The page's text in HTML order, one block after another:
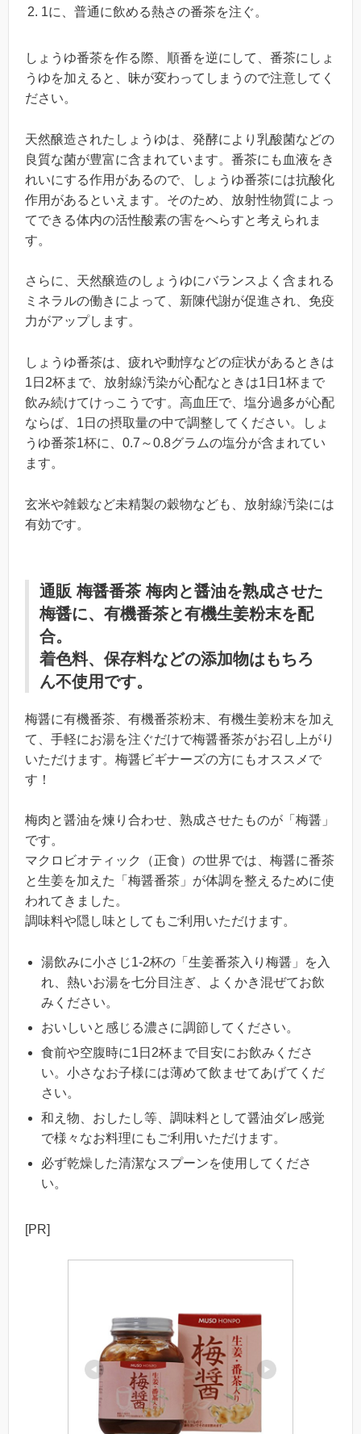
1に、普通に飲める熱さの番茶を注ぐ。
しょうゆ番茶を作る際、順番を逆にして、番茶にしょ
うゆを加えると、昧が変わってしまうので注意してく
ださい。
天然醸造されたしょうゆは、発酵により乳酸菌などの
良質な菌が豊富に含まれています。番茶にも血液をき
れいにする作用があるので、しょうゆ番茶には抗酸化
作用があるといえます。そのため、放射性物質によっ
てできる体内の活性酸素の害をへらすと考えられま
す。
さらに、天然醸造のしょうゆにバランスよく含まれる
ミネラルの働きによって、新陳代謝が促進され、免疫
力がアップします。
しょうゆ番茶は、疲れや動惇などの症状があるときは
1日2杯まで、放射線汚染が心配なときは1日1杯まで
飲み続けてけっこうです。高血圧で、塩分過多が心配
ならば、1日の摂取量の中で調整してください。しょ
うゆ番茶1杯に、0.7～0.8グラムの塩分が含まれてい
ます。
玄米や雑穀など未精製の穀物なども、放射線汚染には
有効です。
通販 梅醤番茶 梅肉と醤油を熟成させた
梅醤に、有機番茶と有機生姜粉末を配
合。
着色料、保存料などの添加物はもちろ
ん不使用です。
梅醤に有機番茶、有機番茶粉末、有機生姜粉末を加え
て、手軽にお湯を注ぐだけで梅醤番茶がお召し上がり
いただけます。梅醤ビギナーズの方にもオススメで
す！
梅肉と醤油を煉り合わせ、熟成させたものが「梅醤」
です。
マクロビオティック（正食）の世界では、梅醤に番茶
と生姜を加えた「梅醤番茶」が体調を整えるために使
われてきました。
調味料や隠し味としてもご利用いただけます。
湯飲みに小さじ1-2杯の「生姜番茶入り梅醤」を入
れ、熱いお湯を七分目注ぎ、よくかき混ぜてお飲
みください。
おいしいと感じる濃さに調節してください。
食前や空腹時に1日2杯まで目安にお飲みくださ
い。小さなお子様には薄めて飲ませてあげてくだ
さい。
和え物、おしたし等、調味料として醤油ダレ感覚
で様々なお料理にもご利用いただけます。
必ず乾燥した清潔なスプーンを使用してくださ
い。
[PR]